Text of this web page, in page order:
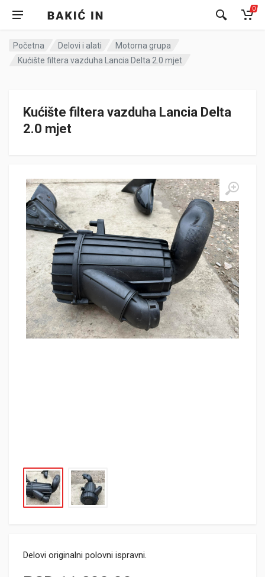
0
Početna Delovi i alati
Motorna grupa
Kućište filtera vazduha Lancia Delta 2.0 mjet
Kućište filtera vazduha Lancia Delta
2.0 mjet
Delovi originalni polovni ispravni.